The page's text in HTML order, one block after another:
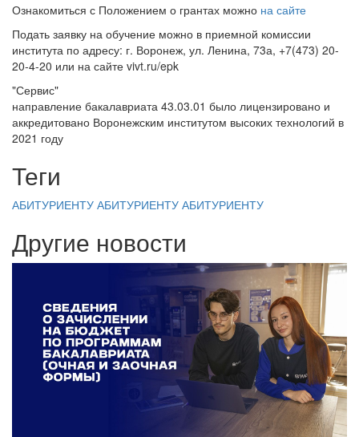
Ознакомиться с Положением о грантах можно на сайте
Подать заявку на обучение можно в приемной комиссии
института по адресу: г. Воронеж, ул. Ленина, 73а, +7(473) 20-
20-4-20 или на сайте vivt.ru/epk
"Сервис"
направление бакалавриата 43.03.01 было лицензировано и
аккредитовано Воронежским институтом высоких технологий в
2021 году
Теги
АБИТУРИЕНТУ АБИТУРИЕНТУ АБИТУРИЕНТУ
Другие новости